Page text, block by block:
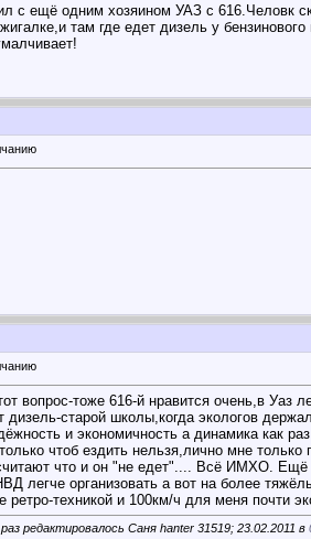
с ещё одним хозяином УАЗ с 616.Человк
там где едет дизель у
вопрос-тоже 616-й нравится очень,в Уаз
дизель-старой школы,когда экологов
и экономичность а динамика как
чтоб ездить нельзя,лично мне
что и он "не едет".... Всё ИМХО. Ещё
легче организовать а вот на более
ретро-техникой и 100км/ч для меня почти
редактировалось Саня hanter 31519; 23.02.2011 в